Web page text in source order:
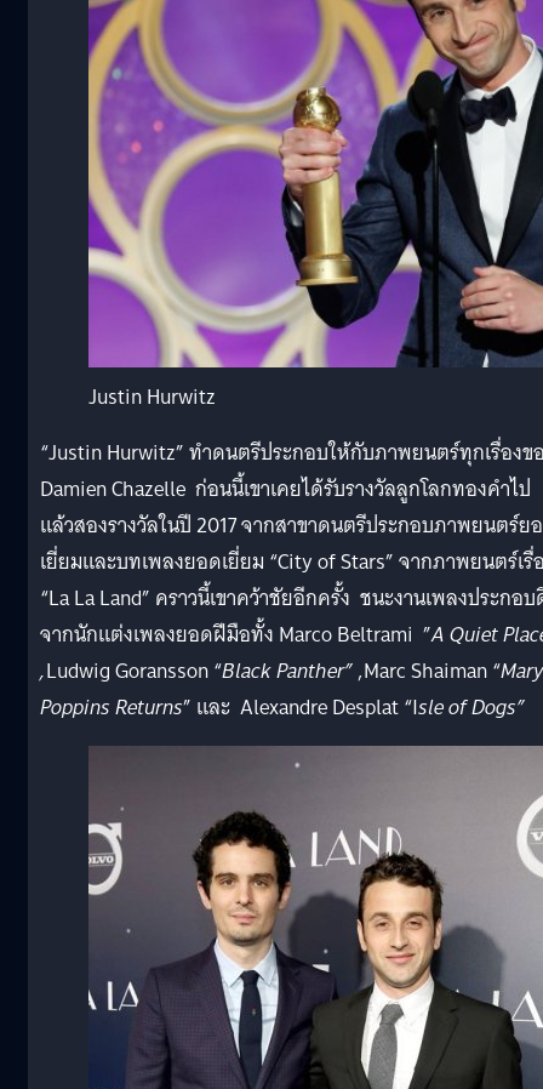
Justin Hurwitz
“Justin Hurwitz”ทำดนตรีประกอบให้กับภาพยนตร์ทุกเรื่องข
Damien Chazelle ก่อนนี้เขาเคยได้รับรางวัลลูกโลกทองคำไป
แล้วสองรางวัลในปี 2017 จากสาขาดนตรีประกอบภาพยนตร์ย
เยี่ยมและบทเพลงยอดเยี่ยม “City of Stars” จากภาพยนตร์เรื่
“La La Land” คราวนี้เขาคว้าชัยอีกครั้ง ชนะงานเพลงประกอ
จากนักแต่งเพลงยอดฝีมือทั้ง Marco Beltrami ”A Quiet
,Ludwig Goransson “Black Panther”,Marc Shaiman “Mary
Poppins Returns” และ Alexandre Desplat “Isle of Dogs”